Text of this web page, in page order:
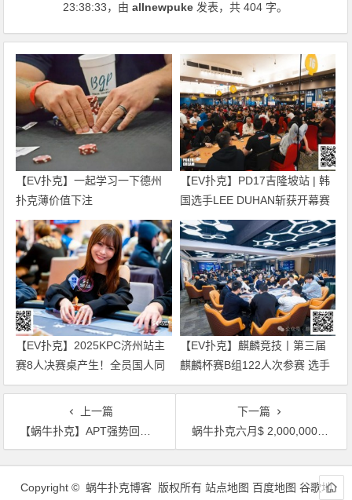
23:38:33，由allnewpuke 发表，共 404 字。
【EV扑克】一起学习一下德州
扑克薄价值下注
【EV扑克】PD17吉隆坡站 | 韩
国选手LEE DUHAN斩获开幕赛
冠军 国人刘文凯获第5名
【EV扑克】2025KPC济州站主
赛8人决赛桌产生！全员国人同
台竞技争头名！Rene van
Krevelen二度加冕超豪短牌赛冠
军！
【EV扑克】麒麟竞技丨第三届
麒麟杯赛B组122人次参赛 选手
飞飞以329000记分牌领衔27人
上一篇
【蜗牛扑克】APT强势回归！7000万超高额保底，再加码奢华冠军奖项
下一篇
蜗牛扑克六月$ 2,000,000现金大放送!
文
Copyright © 蜗牛扑克博客 版权所有 站点地图 百度地图 谷歌地